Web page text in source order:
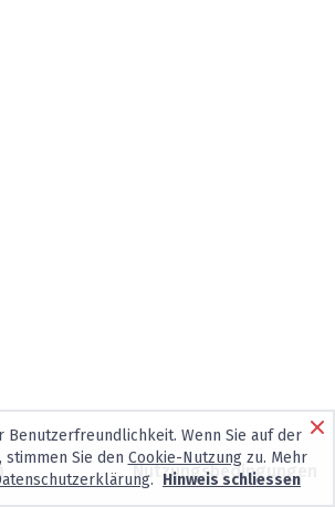
Nutzungsbedingungen
Benutzerfreundlichkeit. Wenn Sie auf der
Sie den Cookie-Nutzungzu. Mehr
. Hinweis schliessen